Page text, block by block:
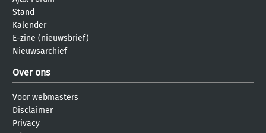
Stand
Kalender
E-zine (nieuwsbrief)
Nieuwsarchief
Over ons
Voor webmasters
Disclaimer
Privacy